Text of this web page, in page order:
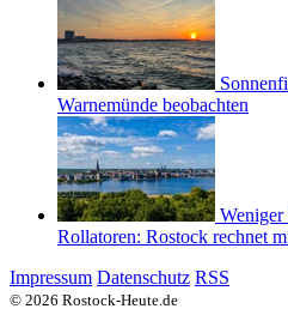
Warnemünde beobachten
Rollatoren: Rostock rechnet
Impressum Datenschutz RSS
© 2026 Rostock-Heute.de